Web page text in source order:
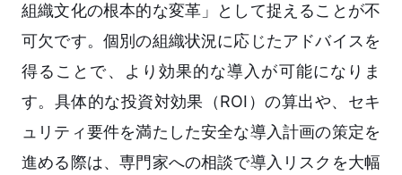
組織文化の根本的な変革」として捉えることが不
可欠です。個別の組織状況に応じたアドバイスを
得ることで、より効果的な導入が可能になりま
す。具体的な投資対効果（ROI）の算出や、セキ
ュリティ要件を満たした安全な導入計画の策定を
進める際は、専門家への相談で導入リスクを大幅